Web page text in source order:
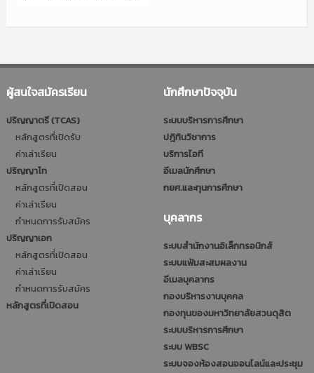
ผู้สนใจสมัครเรียน
ปริญญาตรี (TCAS)
หลักสูตรที่เปิดรับ
ค่าเล่าเรียน
ปริญญาโท
หลักสูตรที่เปิดสอน
ค่าเล่าเรียน
กำหนดการรับสมัคร
ปริญญาเอก
หลักสูตรที่เปิดสอน
ค่าเล่าเรียน
กำหนดการรับสมัคร
หลักสูตรที่เปิดสอน
นักศึกษาปัจจุบัน
ระบบบริหารการศึกษา
ปฎิทินวิชาการ
บริการไอที
อีเมลนักศึกษา
กยศ.และทุนการศึกษา
บุคลากร
ระบบสำนักงานอิเล็กทรอนิกส์
ระบบแฟ้มสะสมผลงาน
อีเมลบุคลากร
กองบริหารงานบุคคล
กองทุนของมหาวิทยาลัยสวนดุสิต
ระบบบริหารการศึกษา
ระบบ WBSC
ระบบจองห้องสอนออนไลน์และประชุม